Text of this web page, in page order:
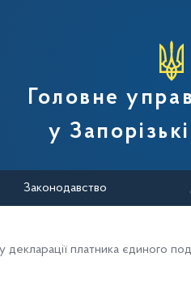
податкової
Головне
у
Законодавство
платника єдиного